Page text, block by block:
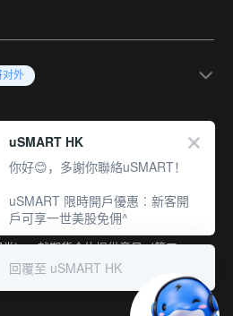
对外
持牌法团（中央编号：
类）、期货合约交易（第二
）、就期货合约提供意见（第五
六类）及提供资产管理（第九类）
uSMART HK
你好😊，多謝你聯絡uSMART！
uSMART 限時開戶優惠︰新客開
戶可享一世美股免佣^
回覆至 uSMART HK